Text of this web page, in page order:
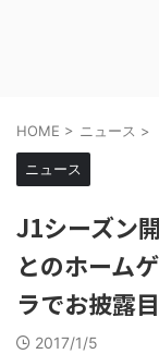
HOME > ニュース >
ニュース
J1シーズン
とのホーム
ラでお披露目
2017/1/5